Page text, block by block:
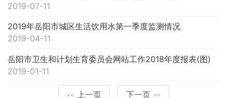
2019-07-11
2019年岳阳市城区生活饮用水第一季度监测情况
2019-04-11
岳阳市卫生和计划生育委员会网站工作2018年度报表(图)
2019-01-11
<< 上一页 下一页 >>